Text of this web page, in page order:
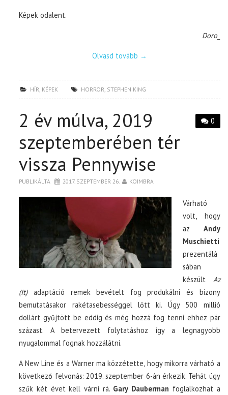
Képek odalent.
Doro_
Olvasd tovább →
HÍR KÉPEK HORROR STEPHEN KING
0
2 év múlva, 2019
szeptemberében tér
vissza Pennywise
PUBLIKÁLTA 2017. SZEPTEMBER 26. KOIMBRA
Várható
volt, hogy
az Andy
Muschietti
prezentálá
sában
készült Az
(It)adaptáció remek bevételt fog produkálni és bizony
bemutatásakor rakétasebességgel lőtt ki. Úgy 500 millió
dollárt gyűjtött be eddig és még hozzá fog tenni ehhez pár
százast. A betervezett folytatáshoz így a legnagyobb
nyugalommal fognak hozzálátni.
A New Line és a Warner ma közzétette, hogy mikorra várható a
következő felvonás: 2019. szeptember 6-án érkezik. Tehát úgy
szűk két évet kell várni rá. Gary Dauberman foglalkozhat a